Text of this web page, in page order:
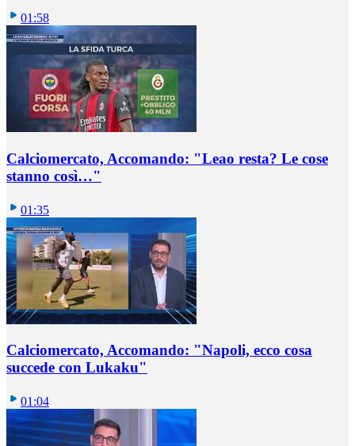
01:58
Calciomercato, Accomando: "Leao resta? Le cose
stanno così…"
01:35
Calciomercato, Accomando: "Napoli, ecco cosa
succede con Lukaku"
01:04